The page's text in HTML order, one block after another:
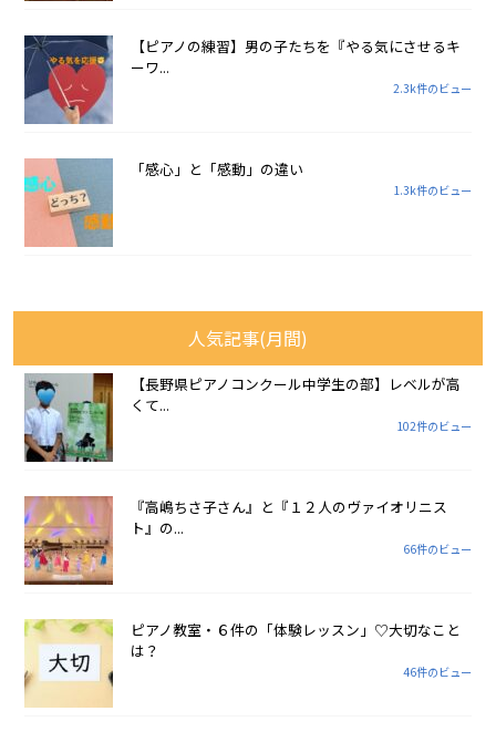
【ピアノの練習】男の子たちを『やる気にさせるキ
ーワ...
2.3k件のビュー
「感心」と「感動」の違い
1.3k件のビュー
人気記事(月間)
【長野県ピアノコンクール中学生の部】レベルが高
くて...
102件のビュー
『高嶋ちさ子さん』と『１２人のヴァイオリニス
ト』の...
66件のビュー
ピアノ教室・６件の「体験レッスン」♡大切なこと
は？
46件のビュー